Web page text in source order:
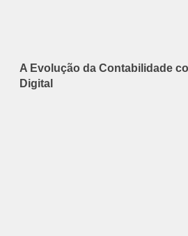
A Evolução da Contabilidade
Digital